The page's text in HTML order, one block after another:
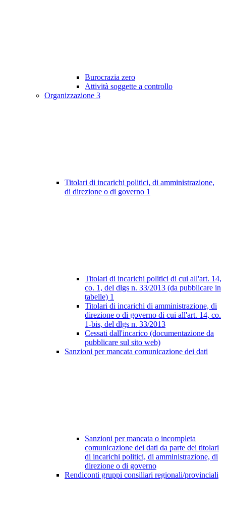
Burocrazia zero
Attività soggette a controllo
Organizzazione 3
Titolari di incarichi politici, di amministrazione,
di direzione o di governo 1
Titolari di incarichi politici di cui all'art. 14,
co. 1, del dlgs n. 33/2013 (da pubblicare in
tabelle) 1
Titolari di incarichi di amministrazione, di
direzione o di governo di cui all'art. 14, co.
1-bis, del dlgs n. 33/2013
Cessati dall'incarico (documentazione da
pubblicare sul sito web)
Sanzioni per mancata comunicazione dei dati
Sanzioni per mancata o incompleta
comunicazione dei dati da parte dei titolari
di incarichi politici, di amministrazione, di
direzione o di governo
Rendiconti gruppi consiliari regionali/provinciali